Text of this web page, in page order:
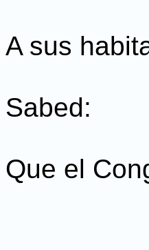
A sus
Sabed:
Que el